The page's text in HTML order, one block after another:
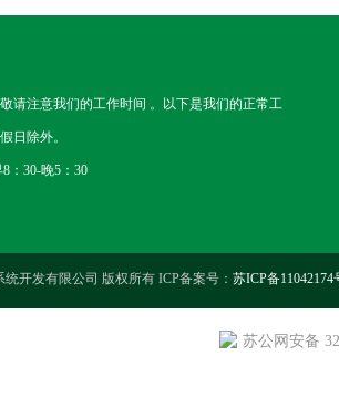
请注意我们的工作时间 。以下是我们的正常工
日除外。
：30-晚5：30
开发有限公司 版权所有 ICP备案号： 苏ICP备11042174
苏公网安备